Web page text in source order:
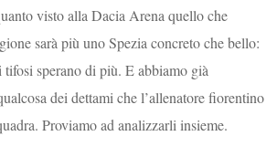
visto alla Dacia Arena quello che
sarà più uno Spezia concreto che bello:
tifosi sperano di più. E abbiamo già
dei dettami che l’allenatore fiorentino
Proviamo ad analizzarli insieme.